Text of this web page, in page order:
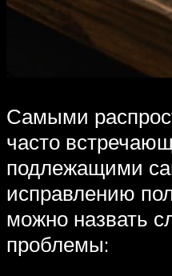
Самыми
часто
подлежащими
исправлению
можно назвать
проблемы: